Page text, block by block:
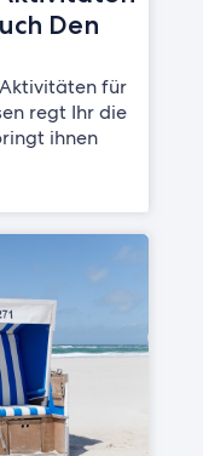
Den
für
regt Ihr die
ihnen